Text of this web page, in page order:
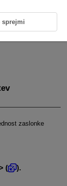
zaslonke
(
).
sprejmi